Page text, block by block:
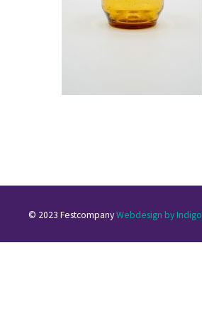
© 2023 FestcompanyWebdesign by Indigo